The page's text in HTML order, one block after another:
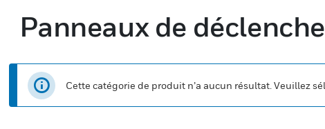
Panneaux de
Cette catégorie de produit n’a aucun résultat. Veuillez